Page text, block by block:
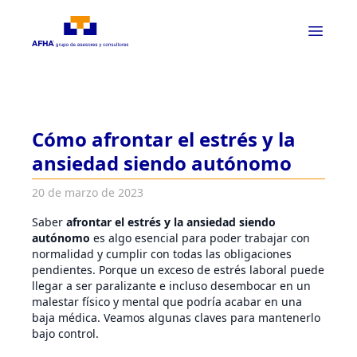
Cómo afrontar el estrés y la
ansiedad siendo autónomo
20 de marzo de 2023
Saber afrontar el estrés y la ansiedad siendo
autónomo es algo esencial para poder trabajar con
normalidad y cumplir con todas las obligaciones
pendientes. Porque un exceso de estrés laboral puede
llegar a ser paralizante e incluso desembocar en un
malestar físico y mental que podría acabar en una
baja médica. Veamos algunas claves para mantenerlo
bajo control.